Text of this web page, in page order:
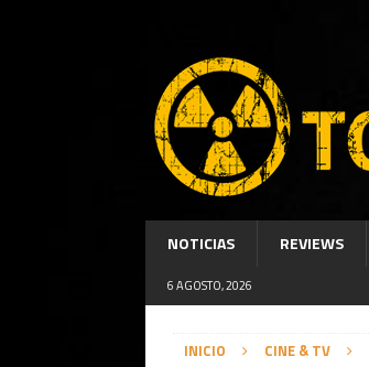
NOTICIAS REVIEWS
6 AGOSTO, 2026
INICIO CINE & TV